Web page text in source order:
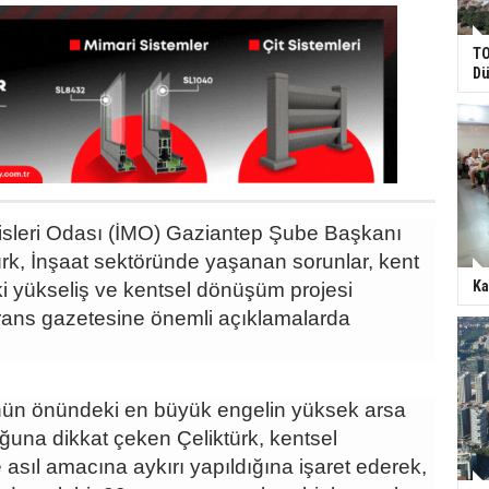
Odası (İMO) Gaziantep Şube Başkanı
İnşaat sektöründe yaşanan sorunlar, kent
yükseliş ve kentsel dönüşüm projesi
gazetesine önemli açıklamalarda
önündeki en büyük engelin yüksek arsa
dikkat çeken Çeliktürk, kentsel
amacına aykırı yapıldığına işaret ederek,